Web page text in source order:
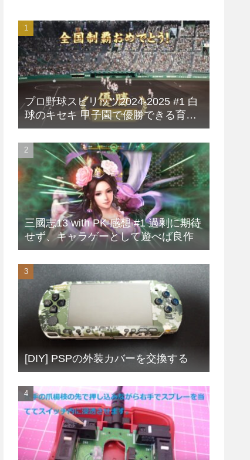
プロ野球スピリッツ2024-2025 #1 白
球のキセキ 甲子園で優勝できる育成
方法
三國志13 with PK 感想 #1 過剰に期待
せず、キャラゲーとして遊べば良作
[DIY] PSPの外装カバーを交換する